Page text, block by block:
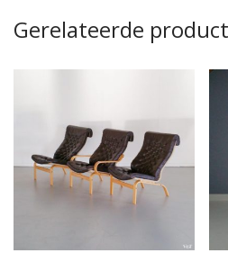
Gerelateerde